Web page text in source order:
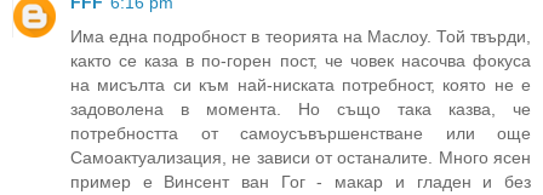
Има една подробност в теорията на Маслоу. Той твърди,
както се каза в по-горен пост, че човек насочва фокуса
на мисълта си към най-ниската потребност, която не е
задоволена в момента. Но също така казва, че
потребността от самоусъвършенстване или още
Самоактуализация, не зависи от останалите. Много ясен
пример е Винсент ван Гог - макар и гладен и без